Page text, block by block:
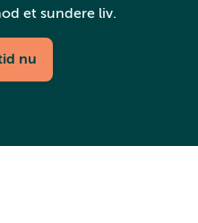
et sundere liv.
nu